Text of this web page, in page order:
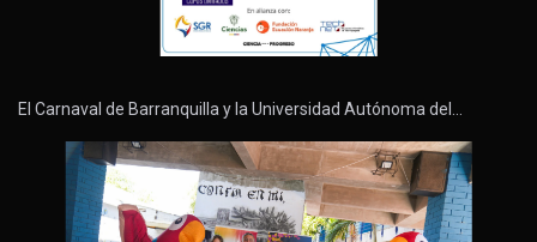
El Carnaval de Barranquilla y la Universidad Autónoma del…